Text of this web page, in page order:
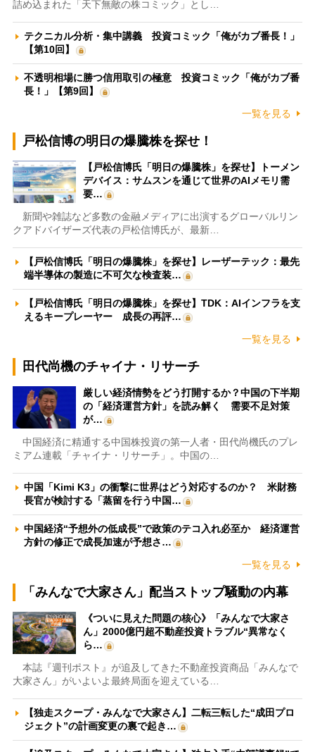
詰め込まれた「天下無敵の株コミック」とし…
テクニカル分析・集中講義 投資コミック「俺がカブ番長！」
【第10回】
不透明相場に勝つ信用取引の極意 投資コミック「俺がカブ番
長！」【第9回】
一覧を見る
戸松信博の明日の爆騰株を探せ！
【戸松信博氏「明日の爆騰株」を探せ】トーメン
デバイス：サムスンを通じて世界のAIメモリ需
要…
新聞や雑誌など多数の金融メディアに出演するグローバルリン
クアドバイザーズ代表の戸松信博氏が、最新…
【戸松信博氏「明日の爆騰株」を探せ】レーザーテック：最先
端半導体の製造に不可欠な検査装…
【戸松信博氏「明日の爆騰株」を探せ】TDK：AIインフラを支
えるキープレーヤー 成長の再評…
一覧を見る
田代尚機のチャイナ・リサーチ
厳しい経済情勢をどう打開するか？中国の下半期
の「経済運営方針」を読み解く 需要不足対策
が…
中国経済に精通する中国株投資の第一人者・田代尚機氏のプレ
ミアム連載「チャイナ・リサーチ」。中国の…
中国「Kimi K3」の衝撃に世界はどう対応するのか？ 米財務
長官が検討する「蒸留を行う中国…
中国経済“予想外の低成長”で政策のテコ入れ必至か 経済運営
方針の修正で成長加速が予想さ…
一覧を見る
「みんなで大家さん」配当ストップ騒動の内幕
《ついに見えた問題の核心》「みんなで大家さ
ん」2000億円超不動産投資トラブル“異常なく
ら…
本誌『週刊ポスト』が追及してきた不動産投資商品「みんなで
大家さん」がいよいよ最終局面を迎えている…
【独走スクープ・みんなで大家さん】二転三転した“成田プロ
ジェクト”の計画変更の裏で起き…